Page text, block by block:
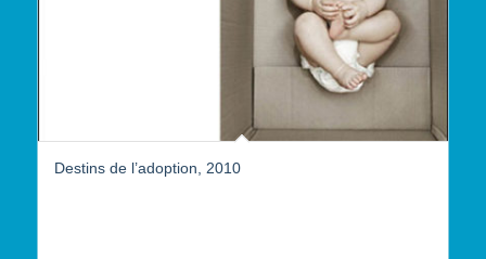
Destins de l’adoption, 2010